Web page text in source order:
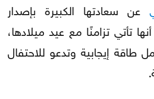
عن سعادتها الكبيرة بإصدار
تأتي تزامنًا مع عيد ميلادها،
طاقة إيجابية وتدعو للاحتفال